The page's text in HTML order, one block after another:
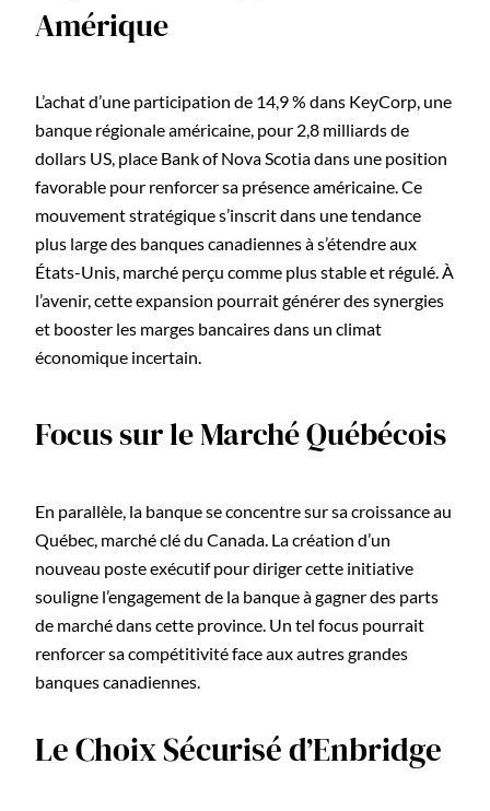
Amérique
L’achat d’une participation de 14,9 % dans KeyCorp, une
banque régionale américaine, pour 2,8 milliards de
dollars US, place Bank of Nova Scotia dans une position
favorable pour renforcer sa présence américaine. Ce
mouvement stratégique s’inscrit dans une tendance
plus large des banques canadiennes à s’étendre aux
États-Unis, marché perçu comme plus stable et régulé. À
l’avenir, cette expansion pourrait générer des synergies
et booster les marges bancaires dans un climat
économique incertain.
Focus sur le Marché Québécois
En parallèle, la banque se concentre sur sa croissance au
Québec, marché clé du Canada. La création d’un
nouveau poste exécutif pour diriger cette initiative
souligne l’engagement de la banque à gagner des parts
de marché dans cette province. Un tel focus pourrait
renforcer sa compétitivité face aux autres grandes
banques canadiennes.
Le Choix Sécurisé d’Enbridge